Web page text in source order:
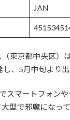
JAN
東京都中央区）
、5月中旬より出
スマートフォン
型で邪魔になっ